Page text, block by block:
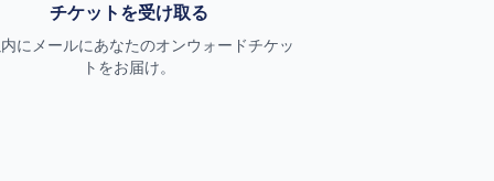
チケットを受け取る
にメールにあなたのオンウォードチケッ
トをお届け。